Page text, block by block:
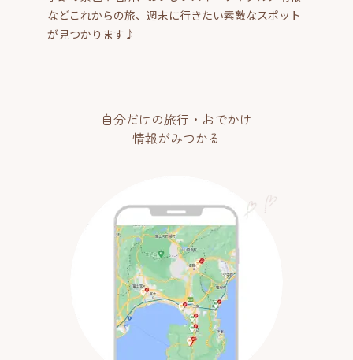
などこれからの旅、週末に行きたい素敵なスポット
が見つかります♪
自分だけの旅行・おでかけ
情報がみつかる